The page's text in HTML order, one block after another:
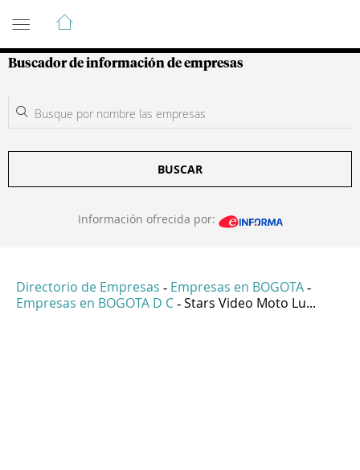
Guía de Empresas Colombianas
Buscador de información de empresas
BUSCAR
Información ofrecida por:
Directorio de Empresas - Empresas en BOGOTA -
Empresas en BOGOTA D C - Stars Video Moto Lu...